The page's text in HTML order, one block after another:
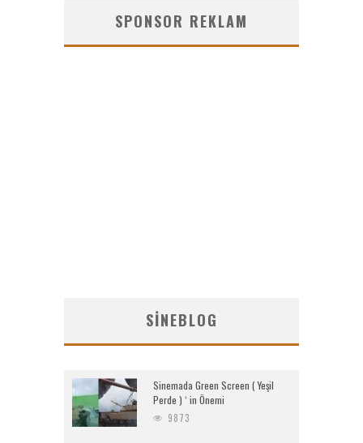
SPONSOR REKLAM
SINEBLOG
Sinemada Green Screen ( Yeşil
Perde ) ‘ in Önemi
9873